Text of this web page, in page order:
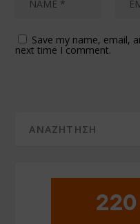
Save my name, email,
next time I comment.